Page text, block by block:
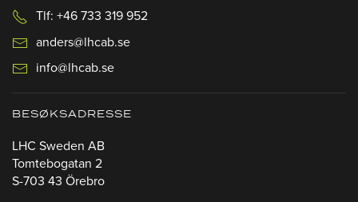
Tlf: +46 733 319 952
anders@lhcab.se
info@lhcab.se
BESØKSADRESSE
LHC Sweden AB
Tomtebogatan 2
S-703 43 Örebro